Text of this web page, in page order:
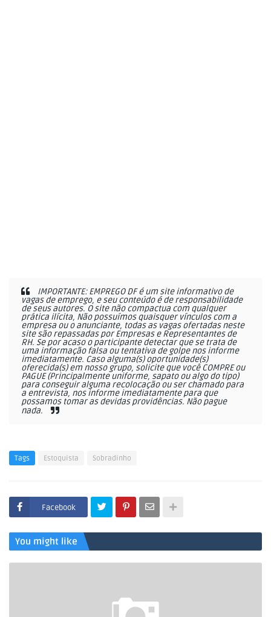
IMPORTANTE: EMPREGO DF é um site informativo de
vagas de emprego, e seu conteúdo é de responsabilidade
de seus autores. O site não compactua com qualquer
prática ilícita, Não possuímos quaisquer vínculos com a
empresa ou o anunciante, todas as vagas ofertadas neste
site são repassadas por Empresas e Representantes de
RH. Se por acaso o participante detectar que se trata de
uma informação falsa ou tentativa de golpe nos informe
imediatamente. Caso alguma(s) oportunidade(s)
oferecida(s) em nosso grupo, solicite que você COMPRE ou
PAGUE (Principalmente uniforme, sapato ou algo do tipo)
para conseguir alguma recolocação ou ser chamado para
a entrevista, nos informe imediatamente para que
possamos tomar as devidas providências. Não pague
nada.
Tags Estoquista Sobradinho
Facebook
You might like